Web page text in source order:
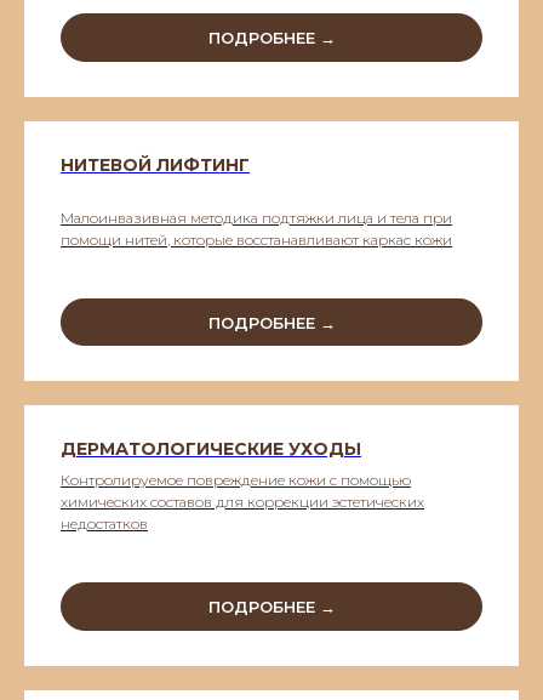
ПОДРОБНЕЕ →
НИТЕВОЙ ЛИФТИНГ
Малоинвазивная методика подтяжки лица и тела при
помощи нитей, которые восстанавливают каркас кожи
ПОДРОБНЕЕ →
ДЕРМАТОЛОГИЧЕСКИЕ УХОДЫ
Контролируемое повреждение кожи с помощью
химических составов для коррекции эстетических
недостатков
ПОДРОБНЕЕ →